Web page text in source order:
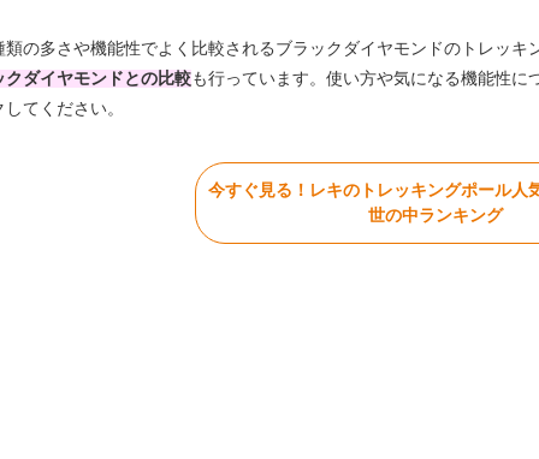
類の多さや機能性でよく比較されるブラックダイヤモンドのトレッ
クダイヤモンドとの比較も行っています。使い方や気になる機能性
てください。
今すぐ見る！レキのトレッキングポール人
世の中ランキング